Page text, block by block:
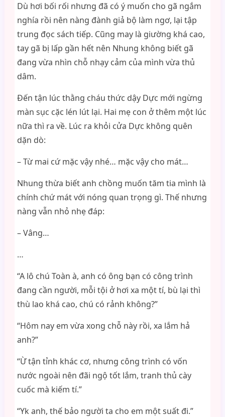
Dù hơi bối rối nhưng đã có ý muốn cho gã ngắm
nghía rồi nên nàng đành giả bộ làm ngơ, lại tập
trung đọc sách tiếp. Cũng may là giường khá cao,
tay gã bị lấp gần hết nên Nhung không biết gã
đang vừa nhìn chỗ nhạy cảm của mình vừa thủ
dâm.
Đến tận lúc thằng cháu thức dậy Dực mới ngừng
màn sục cặc lén lút lại. Hai mẹ con ở thêm một lúc
nữa thì ra về. Lúc ra khỏi cửa Dực không quên
dặn dò:
– Từ mai cứ mặc vậy nhé… mặc vậy cho mát…
Nhung thừa biết anh chồng muốn tăm tia mình là
chính chứ mát với nóng quan trọng gì. Thế nhưng
nàng vẫn nhỏ nhẹ đáp:
– Vâng…
…
“A lô chú Toàn à, anh có ông bạn có công trình
đang cần người, mỗi tội ở hơi xa một tí, bù lại thì
thù lao khá cao, chú có rảnh không?”
“Hôm nay em vừa xong chỗ này rồi, xa lắm hả
anh?”
“Ừ tận tỉnh khác cơ, nhưng công trình có vốn
nước ngoài nên đãi ngộ tốt lắm, tranh thủ cày
cuốc mà kiếm tí.”
“Yk anh, thế bảo người ta cho em một suất đi.”